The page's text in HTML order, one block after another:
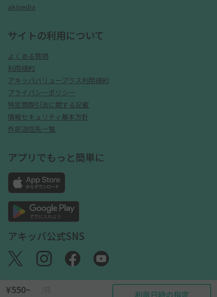
¥550~
/日
利用日時の指定
akipedia
サイトの利用について
よくある質問
利用規約
アキッパバリュープラス利用規約
プライバシーポリシー
特定商取引法に関する記載
情報セキュリティ基本方針
外部送信先一覧
アプリでもっと簡単に
アキッパ公式SNS
©akippa Inc. All Rights Reserved.